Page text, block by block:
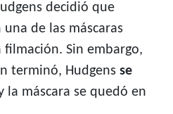
decidió que
de las máscaras
Sin embargo,
terminó, Hudgens se
la máscara se quedó en